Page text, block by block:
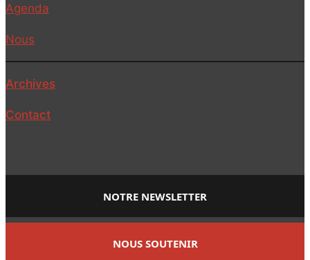
Agenda
Nous
Archives
Contact
NOTRE NEWSLETTER
NOUS SOUTENIR